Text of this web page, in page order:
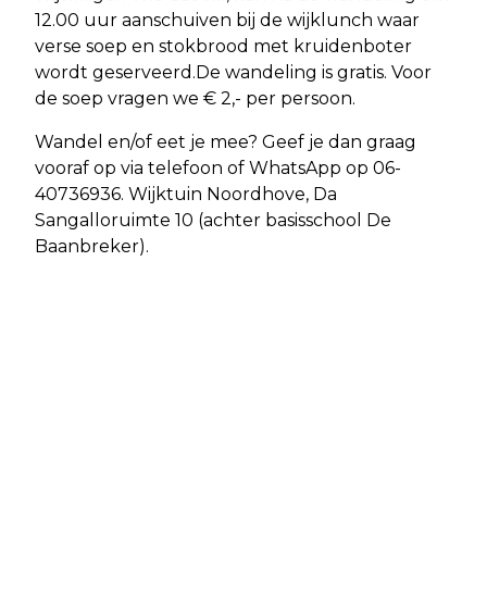
12.00 uur aanschuiven bij de wijklunch waar
verse soep en stokbrood met kruidenboter
wordt geserveerd.De wandeling is gratis. Voor
de soep vragen we € 2,- per persoon.
Wandel en/of eet je mee? Geef je dan graag
vooraf op via telefoon of WhatsApp op 06-
40736936. Wijktuin Noordhove, Da
Sangalloruimte 10 (achter basisschool De
Baanbreker).